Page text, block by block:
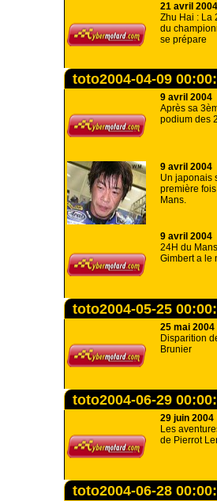
21 avril 2004
Zhu Hai : La
du
se prépare
toto2004-04-09
9 avril 2004
Après sa
podium des
9 avril 2004
Un japonais
première
Mans.
9 avril 2004
24H du
Gimbert a le
toto2004-05-25
25 mai 2004
Disparition
Brunier
toto2004-06-29
29 juin 2004
Les
de Pierrot
toto2004-06-28